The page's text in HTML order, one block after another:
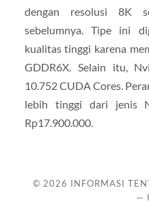
dengan resolusi 8K
sebelumnya. Tipe ini
kualitas tinggi karena
GDDR6X. Selain itu,
10.752 CUDA Cores.
lebih tinggi dari jenis
Rp17.900.000.
© 2026 INFORMASI
—